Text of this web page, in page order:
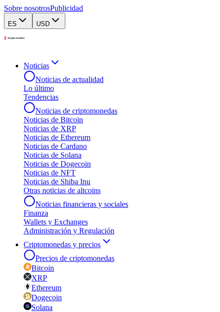
Sobre nosotrosPublicidad
ES USD
Noticias
Noticias de actualidad
Lo último
Tendencias
Noticias de criptomonedas
Noticias de Bitcoin
Noticias de XRP
Noticias de Ethereum
Noticias de Cardano
Noticias de Solana
Noticias de Dogecoin
Noticias de NFT
Noticias de Shiba Inu
Otras noticias de altcoins
Noticias financieras y sociales
Finanza
Wallets y Exchanges
Administración y Regulación
Criptomonedas y precios
Precios de criptomonedas
Bitcoin
XRP
Ethereum
Dogecoin
Solana